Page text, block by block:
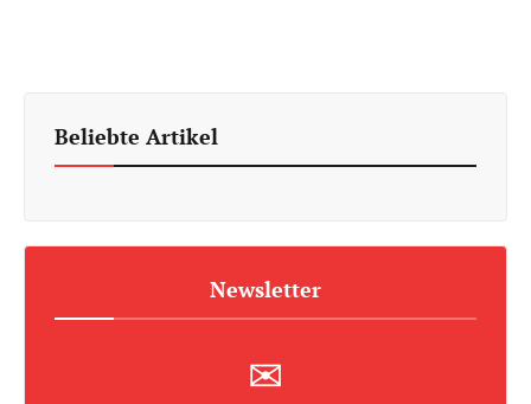
Beliebte Artikel
Newsletter
✉